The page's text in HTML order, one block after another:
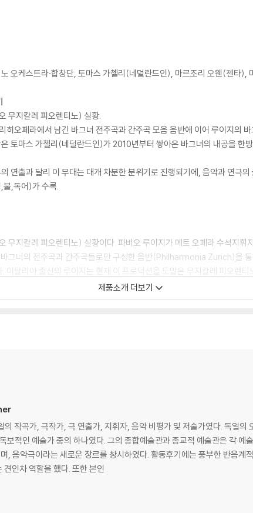
오케스트라·합창단, 토마스 가첼리(네덜란드인), 마르조리 오웬(젠타
무지칼레 피오렌티노) 실황.
히오페라에서 남긴 바그너 전주곡과 간주곡 모음 음반에 이어 루이지의
토마스 가첼리(네덜란드인)가 2010년부터 쌓아온 바그너의 내공을 한
연출과 달리 이 무대는 대개 차분한 분위기로 진행되기에, 음악과 연극
불,독어)가 수록.
무지칼레 피오렌티노) 실황이다. 파비오 루이지가 메트 오페라 수석지휘
너의 전주곡과 간주곡들로만 구성한 음반(Philharmonia Zurich)을 통
이탈리아 출신의 루이지는 현재 이 프로덕션을 도맡은 무지칼레 피오렌
톤으로 자리 잡았다. 이후 ‘신들의 황혼’과 ‘방황하는 네덜란드인’등 바
이다. 메트에서 지휘봉을 잡은 루이지가 피렌체 무대까지 러브콜을 보냈
연출과 달리 이 무대는 대개 차분한 분위기로 진행된다. 대신 루이지의
에게 적극 추천한다. 트랙·작품해설·캐스팅이 수록된 해설지(13쪽/영,불,
제품소개 더보기
작곡가, 극작가, 극 연출가, 지휘자, 음악 비평가 및 저술가였다. 독일의
보적인 예술가 중의 하나였다. 그의 종합예술관과 종교적 예술관은 각 예
, 음악극이라는 새로운 장르를 창시하였다. 활동후기에는 풍부한 반음계
인차 역할을 했다. 또한 본인